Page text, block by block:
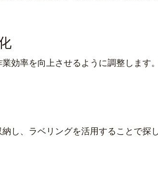
効率を向上させるように調整します
し、ラベリングを活用することで探